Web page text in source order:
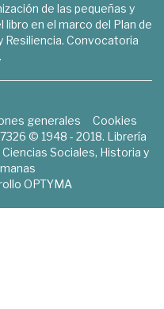
de las pequeñas y
en el marco del Plan de
Resiliencia. Convocatoria
generales
Cookies
© 1948 - 2018. Librería
Sociales, Historia y
OPTYMA